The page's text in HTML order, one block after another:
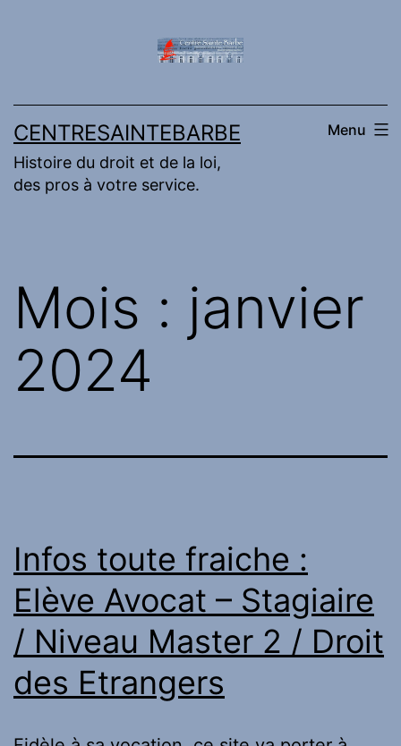
CENTRESAINTEBARBE
Histoire du droit et de la loi,
des pros à votre service.
Menu
Mois : janvier
2024
Infos toute fraiche :
Elève Avocat – Stagiaire
/ Niveau Master 2 / Droit
des Etrangers